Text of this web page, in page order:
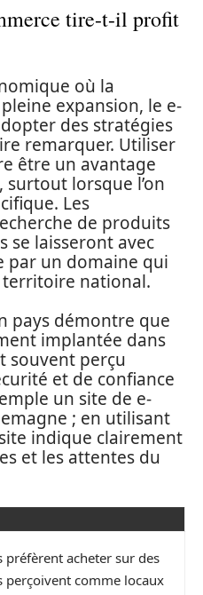
tire-t-il profit
où la
expansion, le e-
des stratégies
remarquer. Utiliser
être un avantage
lorsque l’on
Les
de produits
se laisseront avec
par un domaine qui
national.
pays démontre que
implantée dans
souvent perçu
et de confiance
un site de e-
; en utilisant
indique clairement
et les attentes du
préfèrent acheter sur des
perçoivent comme locaux